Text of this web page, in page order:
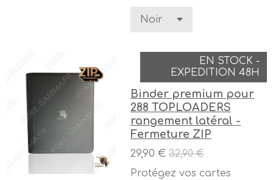
EN STOCK -
EXPEDITION 48H
Binder premium pour
288 TOPLOADERS
rangement latéral -
Fermeture ZIP
29,90 € 32,90 €
Protégez vos cartes